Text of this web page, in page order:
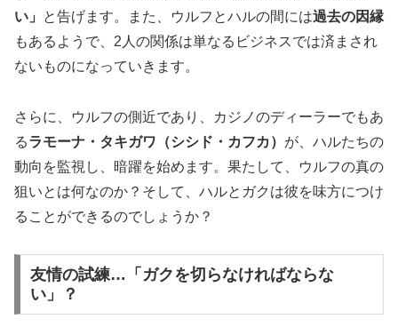
い」
と告げます。また、ウルフとハルの間には過去の因縁
もあるようで、2人の関係は単なるビジネスでは済まされ
ないものになっていきます。
さらに、ウルフの側近であり、カジノのディーラーでもあ
るラモーナ・タキガワ（シシド・カフカ） が、ハルたちの
動向を監視し、暗躍を始めます。果たして、ウルフの真の
狙いとは何なのか？そして、ハルとガクは彼を味方につけ
ることができるのでしょうか？
友情の試練…「ガクを切らなければならな
い」？